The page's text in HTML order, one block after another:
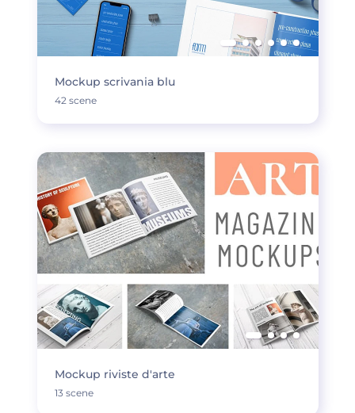
Mockup scrivania blu
42 scene
Mockup riviste d'arte
13 scene